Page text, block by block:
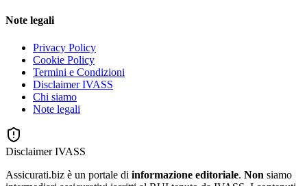
Note legali
Privacy Policy
Cookie Policy
Termini e Condizioni
Disclaimer IVASS
Chi siamo
Note legali
Disclaimer IVASS
Assicurati.biz è un portale di informazione editoriale. Non siamo